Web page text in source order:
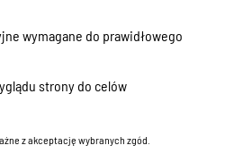
wymagane do prawidłowego
strony do celów
z akceptację wybranych zgód.